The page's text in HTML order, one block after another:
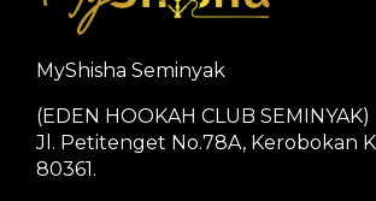
MyShisha Seminyak
(EDEN HOOKAH CLUB SEMINYAK)
Jl. Petitenget No.78A, Kerobokan
80361.